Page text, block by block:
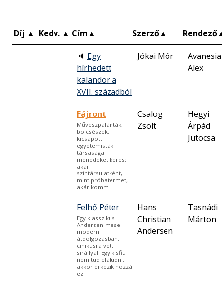
Díj ▲ Kedv. ▲ Cím▲ Szerző▲ Rendező
🔈 Egy
hírhedett
kalandor a
XVII. századból
Jókai Mór
Alex
Fájront
Művészpalánták,
bölcsészek,
kicsapott
egyetemisták
társasága
menedéket keres:
akár
színtársulatként,
mint próbatermet,
akár komm
Csalog
Zsolt
Hegyi
Árpád
Jutocsa
Felhő Péter
Egy klasszikus
Andersen-mese
modern
átdolgozásban,
cinikusra vett
sirállyal. Egy kisfiú
nem tud elaludni,
akkor érkezik hozzá
ez
Hans
Christian
Andersen
Tasnádi
Márton